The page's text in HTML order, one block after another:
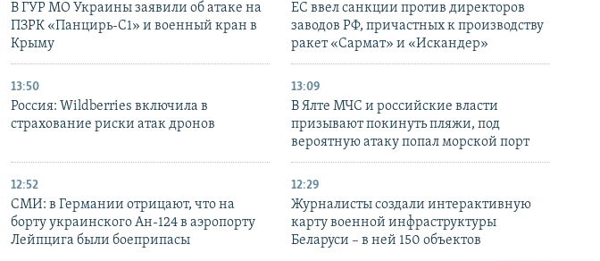
В ГУР МО Украины заявили об атаке на
ПЗРК «Панцирь-С1» и военный кран в
Крыму
ЕС ввел санкции против директоров
заводов РФ, причастных к производству
ракет «Сармат» и «Искандер»
13:50
Россия: Wildberries включила в
страхование риски атак дронов
13:09
В Ялте МЧС и российские власти
призывают покинуть пляжи, под
вероятную атаку попал морской порт
12:52
СМИ: в Германии отрицают, что на
борту украинского Ан-124 в аэропорту
Лейпцига были боеприпасы
12:29
Журналисты создали интерактивную
карту военной инфраструктуры
Беларуси – в ней 150 объектов